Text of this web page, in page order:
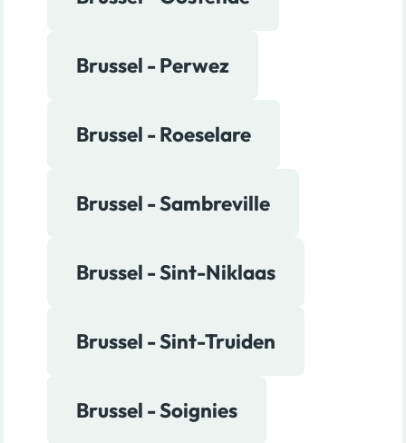
Brussel - Perwez
Brussel - Roeselare
Brussel - Sambreville
Brussel - Sint-Niklaas
Brussel - Sint-Truiden
Brussel - Soignies